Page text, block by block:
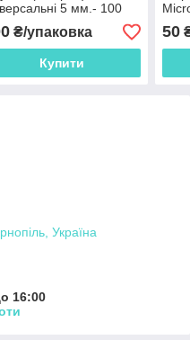
5 мм.- 100
₴/упаковка
Купити
10
50
Україна
16:00